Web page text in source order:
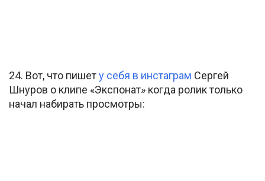
24. Вот, что пишету себя в инстаграм Сергей
Шнуров о клипе «Экспонат» когда ролик только
начал набирать просмотры: